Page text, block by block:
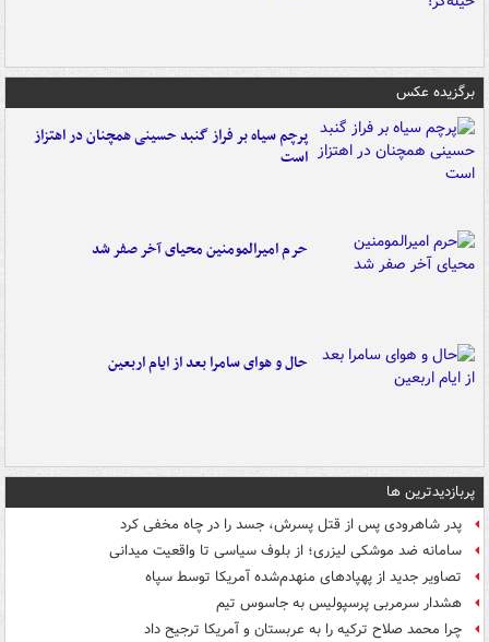
برگزیده عکس
پرچم سیاه بر فراز گنبد حسینی همچنان در اهتزاز
است
حرم امیرالمومنین محیای آخر صفر شد
حال و هوای سامرا بعد از ایام اربعین
پربازدیدترین ها
پدر شاهرودی پس از قتل پسرش، جسد را در چاه مخفی کرد
سامانه ضد موشکی لیزری؛ از بلوف سیاسی تا واقعیت میدانی
تصاویر جدید از پهپادهای منهدم‌شده آمریکا توسط سپاه
هشدار سرمربی پرسپولیس به جاسوس تیم
چرا محمد صلاح ترکیه را به عربستان و آمریکا ترجیح داد